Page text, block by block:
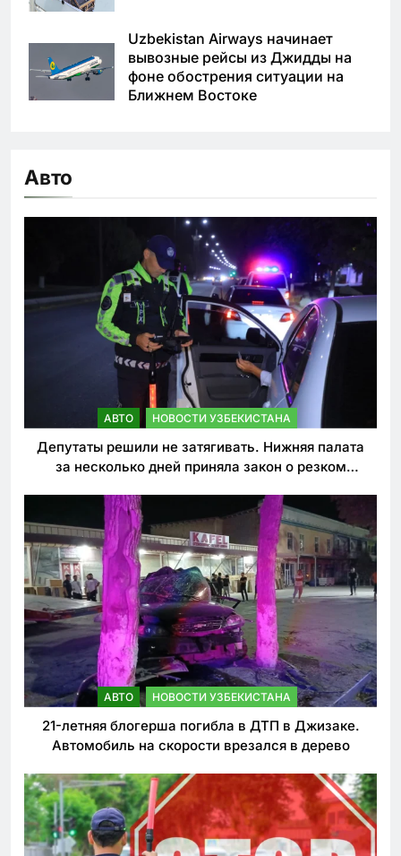
Uzbekistan Airways начинает
вывозные рейсы из Джидды на
фоне обострения ситуации на
Ближнем Востоке
Авто
АВТО НОВОСТИ УЗБЕКИСТАНА
Депутаты решили не затягивать. Нижняя палата
за несколько дней приняла закон о резком
АВТО НОВОСТИ УЗБЕКИСТАНА
21-летняя блогерша погибла в ДТП в Джизаке.
Автомобиль на скорости врезался в дерево